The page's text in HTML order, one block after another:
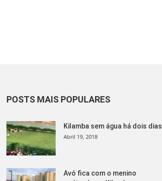
POSTS MAIS POPULARES
Kilamba sem água há dois dias
Abril 19, 2018
Avó fica com o menino